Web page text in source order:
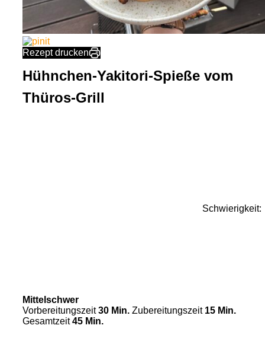
Rezept drucken
Hühnchen-Yakitori-Spieße vom
Thüros-Grill
Schwierigkeit:
Mittelschwer
Vorbereitungszeit 30 Min. Zubereitungszeit 15 Min.
Gesamtzeit 45 Min.